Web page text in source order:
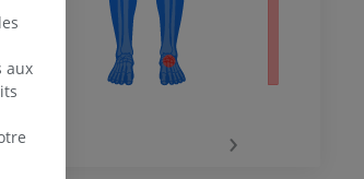
›
aux